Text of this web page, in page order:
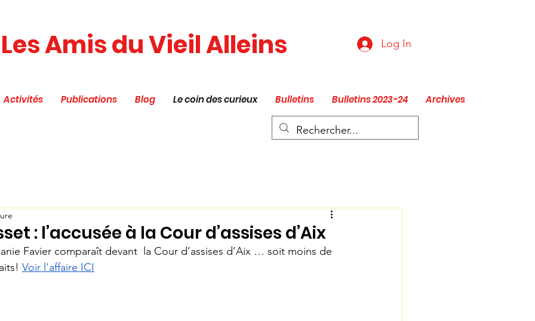
Les Amis du Vieil Alleins Log In
Activités Publications Blog Le coin des curieux Bulletins Bulletins 2023-24 Archives
: l’accusée à la Cour d’assises d’Aix
Favier comparaît devant  la Cour d’assises d’Aix … soit moins de
Voir l'affaire ICI